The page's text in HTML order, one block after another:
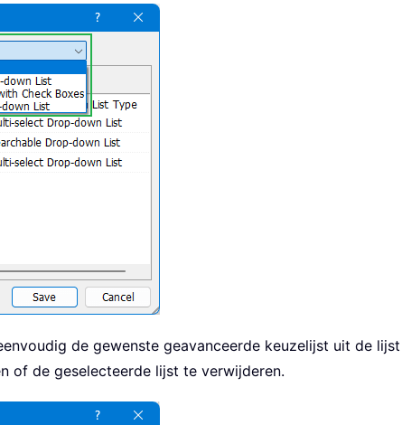
de gewenste geavanceerde keuzelijst uit de
of de geselecteerde lijst te verwijderen.